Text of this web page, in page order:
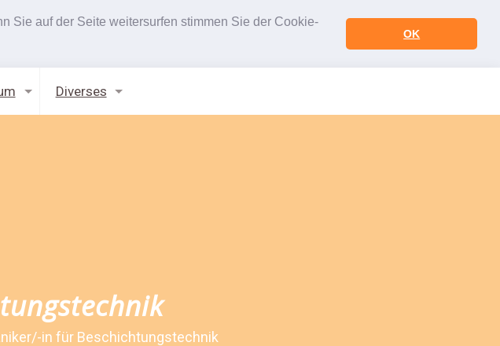
Sie auf der Seite weitersurfen stimmen Sie der Cookie-
OK
Diverses
in für Beschichtungstechnik